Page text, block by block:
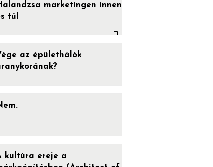
marketingen innen
túl
az épülethálók
kultúra ereje a